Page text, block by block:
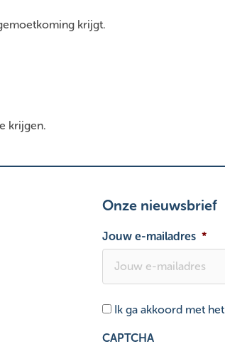
krijgt.
krijgen.
Onze nieuwsbrief
Jouw e-mailadres *
Toestemming *
Ik ga akkoord met het
CAPTCHA